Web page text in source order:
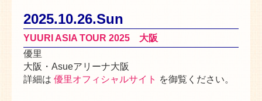
2025.10.26.Sun
YUURI ASIA TOUR 2025 大阪
優里
大阪・Asueアリーナ大阪
詳細は 優里オフィシャルサイト を御覧ください。